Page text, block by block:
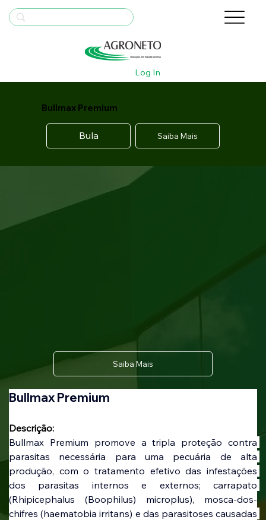
Log In
Bullmax Premium
Bula Saiba Mais
Bullmax Premium
Descrição:
Bullmax Premium promove a tripla proteção contra
parasitas necessária para uma pecuária de alta
produção, com o tratamento efetivo das infestações
dos parasitas internos e externos; carrapato
(Rhipicephalus (Boophilus) microplus), mosca-dos-
chifres (haematobia irritans) e das parasitoses causadas
Saiba Mais